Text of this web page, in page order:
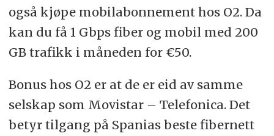
også kjøpe mobilabonnement hos O2. Da
kan du få 1 Gbps fiber og mobil med 200
GB trafikk i måneden for €50.
Bonus hos O2 er at de er eid av samme
selskap som Movistar – Telefonica. Det
betyr tilgang på Spanias beste fibernett